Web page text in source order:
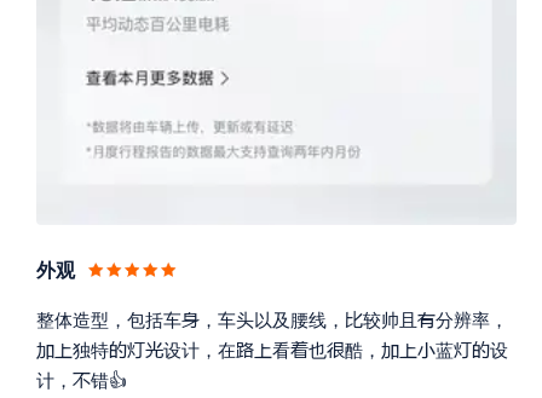
外观
整体造型，包括车 ，车头以及腰线， 较帅且 分辨率，
 独特设计，在 看也酷，  蓝设
计， 错👍